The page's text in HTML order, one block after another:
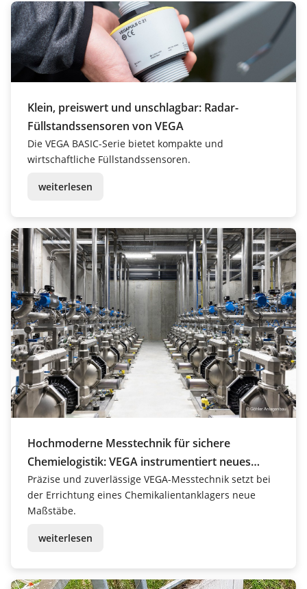
Klein, preiswert und unschlagbar: Radar-
Füllstandssensoren von VEGA
Die VEGA BASIC-Serie bietet kompakte und
wirtschaftliche Füllstandssensoren.
weiterlesen
Hochmoderne Messtechnik für sichere
Chemielogistik: VEGA instrumentiert neues
Chemikalientanklager
Präzise und zuverlässige VEGA-Messtechnik setzt bei
der Errichtung eines Chemikalientanklagers neue
Maßstäbe.
weiterlesen